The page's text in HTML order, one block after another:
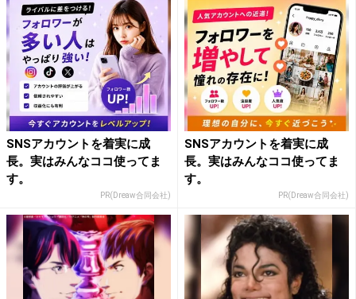
SNSアカウントを着実に成
長。実はみんなココ使ってま
す。
PR(Dreaw合同会社)
SNSアカウントを着実に成
長。実はみんなココ使ってま
す。
PR(Dreaw合同会社)